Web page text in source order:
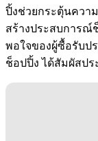
ปิ้งช่วยกระตุ้นควา
สร้างประสบการณ์
พอใจของผู้ซื้อรับป
ช็อปปิ้ง ได้สัมผัสป